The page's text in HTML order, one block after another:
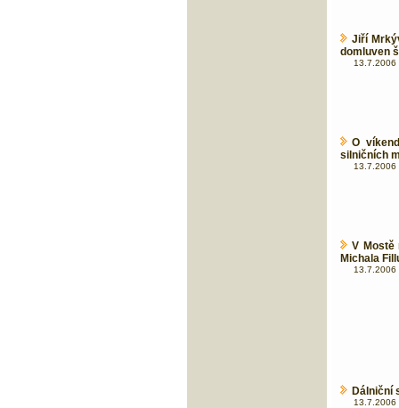
Jiří
domluven
13.7.2006
O
silničních
13.7.2006
V Mostě
Michala
13.7.2006
Dálniční
13.7.2006